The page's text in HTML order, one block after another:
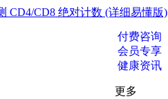
CD4/CD8 绝对计数 (详细易懂版)
付费咨询
会员专享
健康资讯
更多